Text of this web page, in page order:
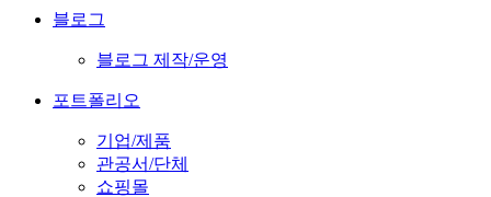
블로그
블로그 제작/운영
포트폴리오
기업/제품
관공서/단체
쇼핑몰